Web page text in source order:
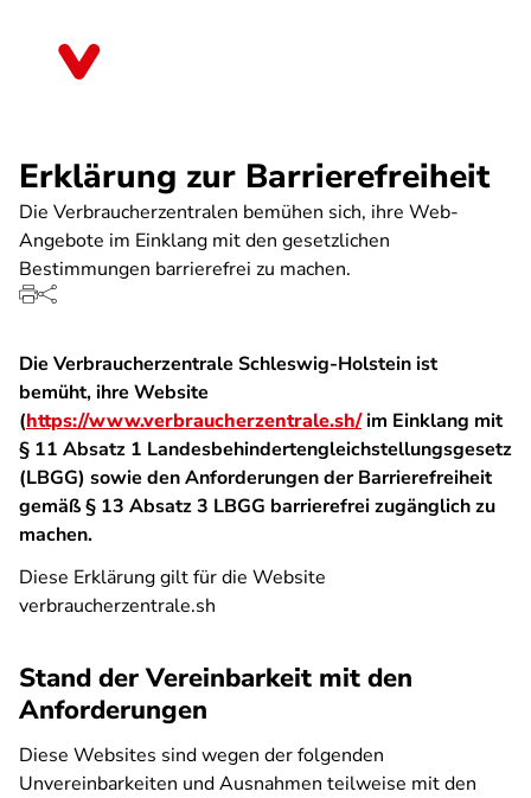
Erklärung zur Barrierefreiheit
Die Verbraucherzentralen bemühen sich, ihre Web-
Angebote im Einklang mit den gesetzlichen
Bestimmungen barrierefrei zu machen.
Die Verbraucherzentrale Schleswig-Holstein ist
bemüht, ihre Website
(https://www.verbraucherzentrale.sh/im Einklang mit
§ 11 Absatz 1 Landesbehindertengleichstellungsgesetz
(LBGG) sowie den Anforderungen der Barrierefreiheit
gemäß § 13 Absatz 3 LBGG barrierefrei zugänglich zu
machen.
Diese Erklärung gilt für die Website
verbraucherzentrale.sh
Stand der Vereinbarkeit mit den
Anforderungen
Diese Websites sind wegen der folgenden
Unvereinbarkeiten und Ausnahmen teilweise mit den